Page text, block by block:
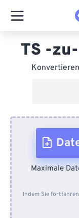
TS -
Maximale
Indem Sie